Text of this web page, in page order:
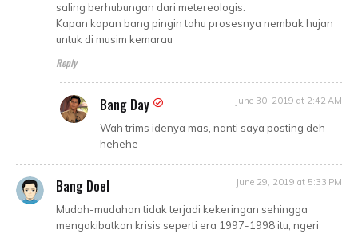
saling berhubungan dari metereologis.
Kapan kapan bang pingin tahu prosesnya nembak hujan
untuk di musim kemarau
Reply
Bang Day June 30, 2019 at 2:42 AM
Wah trims idenya mas, nanti saya posting deh
hehehe
Bang Doel June 29, 2019 at 5:33 PM
Mudah-mudahan tidak terjadi kekeringan sehingga
mengakibatkan krisis seperti era 1997-1998 itu, ngeri